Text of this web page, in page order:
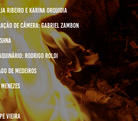
Ribeiro e Karina Orquidia
de Câmera: Gabriel Zambon
Rodrigo Roldi
de Medeiros
Vieira